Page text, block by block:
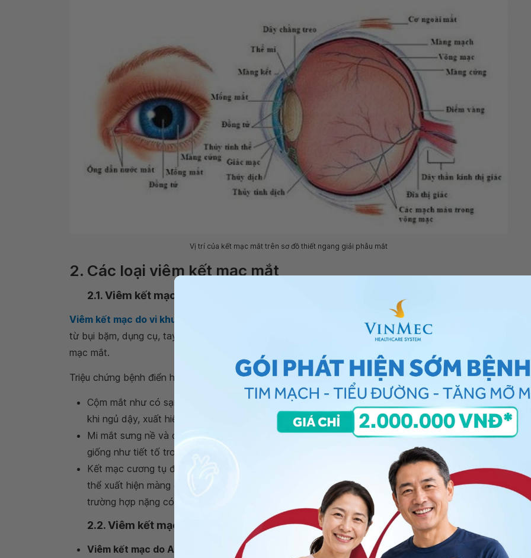
Vị trí của kết mạc mắt trên sơ đồ thiết ngang giải phẫu mắt
2. Các loại viêm kết mạc mắt
2.1. Viêm kết mạc do vi khuẩn
Viêm kết mạc do vi khuẩn tụ cầu vàng, não mô cầu... Vi khuẩn
từ bụi bặm, dụng cụ, tay bẩn ô nhiễm vào mắt hoặc viêm nhiễm ở cơ quan khác lan đến vùng kết
mạc mắt.
Triệu chứng bệnh điển hình:
Cộm mắt như có sạn, bỏng rát và nhiều tiết tố dẫn đến tình trạng khó mở mắt vào buổi sáng
khi ngủ dậy, xuất hiện ở một mắt, sau đó lan sang mắt thứ 2 do tiết tố lây sang.
Mi mắt sưng nề và đóng vẩy khô do tiết tố bám. Chất xuất tiết ban đầu có dạng nước loãng
giống như tiết tố trong các viêm do virus, sau chuyển sang dạng mủ nhày.
Kết mạc cương tụ đỏ rõ nhất ở cùng đồ và nhạt dần khi ra đến vùng rìa. Trường hợp nặng có
thể xuất hiện màng giả trên kết mạc.Giác mạc ít khi bị thâm nhiễm, mặc dù trong những
trường hợp nặng có thể thấy chấm nông giác mạc và thẩm lậu vùng rìa.
2.2. Viêm kết mạc do virus
Viêm kết mạc do Adenovirus